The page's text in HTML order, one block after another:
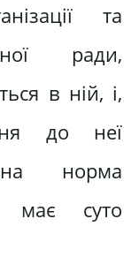
та
ради,
в ній, і,
до неї
норма
має суто